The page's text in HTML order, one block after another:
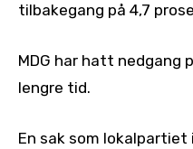
tilbakegang på 4,7
MDG har hatt nedgang
lengre tid.
En sak som